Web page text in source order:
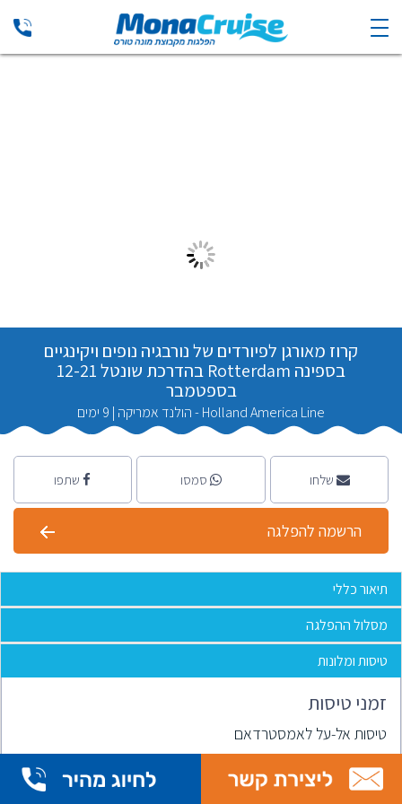
קרוז מאורגן לפיורדים של נורבגיה נופים ויקינגיים
בספינה Rotterdam בהדרכת שונטל 12-21
בספטמבר
Holland America Line - הולנד אמריקה | 9 ימים
שתפו סמסו שלחו
הרשמה להפלגה
תיאור כללי
מסלול ההפלגה
טיסות ומלונות
זמני טיסות
טיסות אל-על לאמסטרדאם
ת"א - אמסטרדאם
05:10-09:00